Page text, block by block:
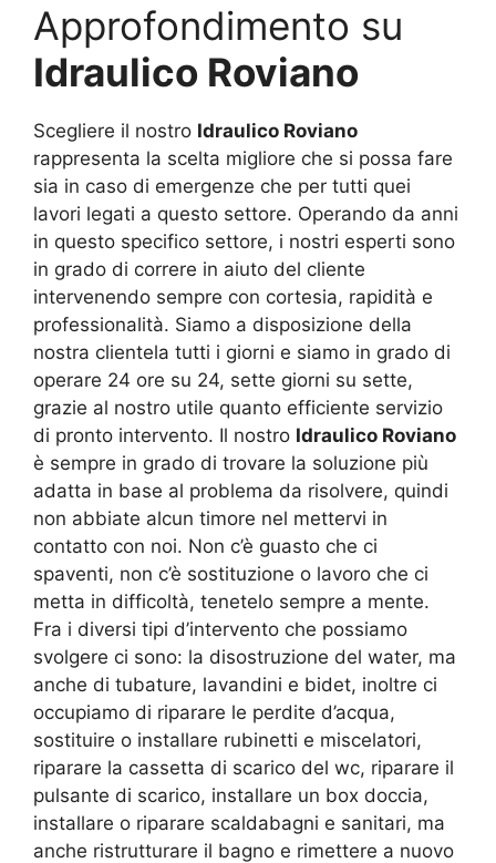
Approfondimento su
Idraulico Roviano
Scegliere il nostro Idraulico Roviano
rappresenta la scelta migliore che si possa fare
sia in caso di emergenze che per tutti quei
lavori legati a questo settore. Operando da anni
in questo specifico settore, i nostri esperti sono
in grado di correre in aiuto del cliente
intervenendo sempre con cortesia, rapidità e
professionalità. Siamo a disposizione della
nostra clientela tutti i giorni e siamo in grado di
operare 24 ore su 24, sette giorni su sette,
grazie al nostro utile quanto efficiente servizio
di pronto intervento. Il nostro Idraulico Roviano
è sempre in grado di trovare la soluzione più
adatta in base al problema da risolvere, quindi
non abbiate alcun timore nel mettervi in
contatto con noi. Non c’è guasto che ci
spaventi, non c’è sostituzione o lavoro che ci
metta in difficoltà, tenetelo sempre a mente.
Fra i diversi tipi d’intervento che possiamo
svolgere ci sono: la disostruzione del water, ma
anche di tubature, lavandini e bidet, inoltre ci
occupiamo di riparare le perdite d’acqua,
sostituire o installare rubinetti e miscelatori,
riparare la cassetta di scarico del wc, riparare il
pulsante di scarico, installare un box doccia,
installare o riparare scaldabagni e sanitari, ma
anche ristrutturare il bagno e rimettere a nuovo